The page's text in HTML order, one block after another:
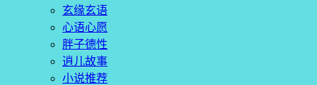
玄缘玄语
心语心愿
胖子德性
逍儿故事
小说推荐